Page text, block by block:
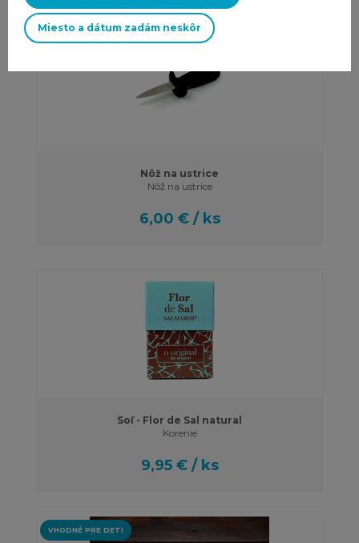
Nôž na ustrice
Nôž na ustrice
6,00 € / ks
Soľ - Flor de Sal natural
Korenie
9,95 € / ks
VHODNÉ PRE DETI
Miesto a dátum zadám neskôr